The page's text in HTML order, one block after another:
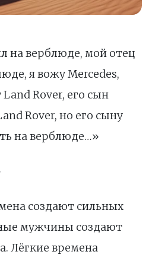
на верблюде, мой отец
я вожу Mercedes,
Rover, его сын
Rover, но его сыну
на верблюде…»
создают сильных
мужчины создают
Лёгкие времена